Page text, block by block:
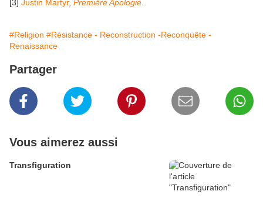
[3] Justin Martyr, Première Apologie
#Religion #Résistance - Reconstruction -Reconquête -
Renaissance
Partager
Vous aimerez aussi
Transfiguration